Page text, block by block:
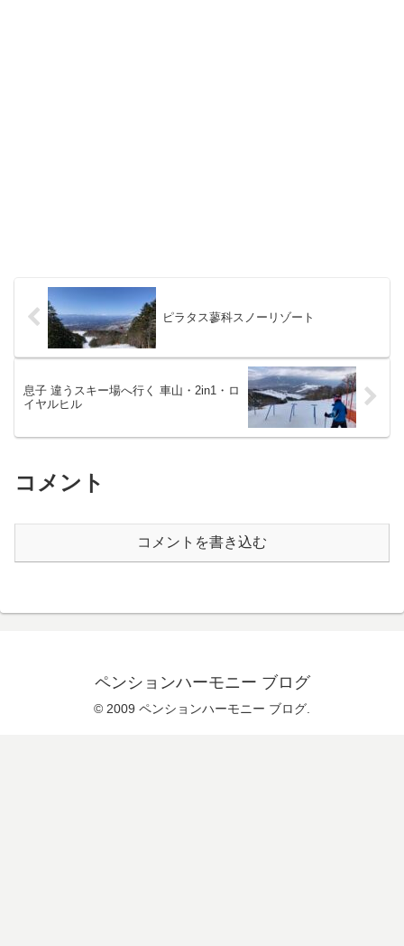
ピラタス蓼科スノーリゾート
息子 違うスキー場へ行く 車山・2in1・ロ
イヤルヒル
コメント
コメントを書き込む
ペンションハーモニー ブログ
© 2009 ペンションハーモニー ブログ.